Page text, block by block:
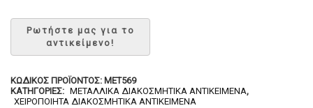
ΚΩΔΙΚΌΣ ΠΡΟΪΌΝΤΟΣ: MET569
ΚΑΤΗΓΟΡΊΕΣ: ΜΕΤΑΛΛΙΚΆ ΔΙΑΚΟΣΜΗΤΙΚΆ ΑΝΤΙΚΕΊΜΕΝΑ,
ΧΕΙΡΟΠΟΊΗΤΑ ΔΙΑΚΟΣΜΗΤΙΚΆ ΑΝΤΙΚΕΊΜΕΝΑ